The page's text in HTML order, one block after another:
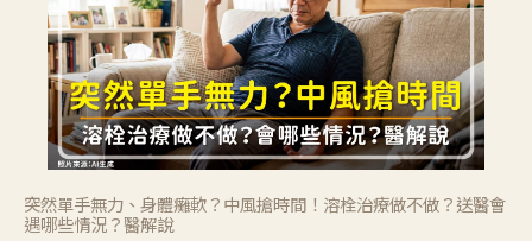
突然單手無力、身體癱軟？中風搶時間！溶栓治療做不做？送醫會
遇哪些情況？醫解說